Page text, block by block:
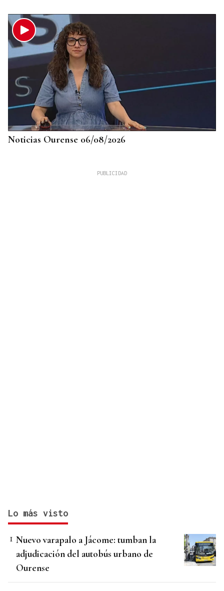
Noticias Ourense 06/08/2026
Lo más visto
Nuevo varapalo a Jácome: tumban la
adjudicación del autobús urbano de
Ourense